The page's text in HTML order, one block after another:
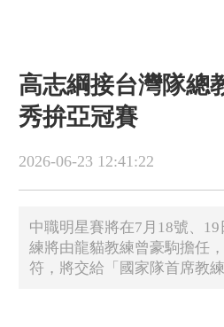
高志綱接台灣隊
秀拚亞冠賽
2026-06-23 12:41:22
中職明星賽將在7月18號、
練將由龍貓教練曾豪駒擔任
符，將交給「國家隊首席教練